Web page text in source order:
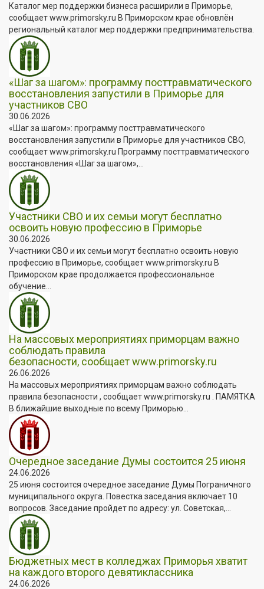
Каталог мер поддержки бизнеса расширили в Приморье,
сообщает www.primorsky.ru В Приморском крае обновлён
региональный каталог мер поддержки предпринимательства.
«Шаг за шагом»: программу посттравматического
восстановления запустили в Приморье для
участников СВО
30.06.2026
«Шаг за шагом»: программу посттравматического
восстановления запустили в Приморье для участников СВО,
сообщает www.primorsky.ru Программу посттравматического
восстановления «Шаг за шагом»,...
Участники СВО и их семьи могут бесплатно
освоить новую профессию в Приморье
30.06.2026
Участники СВО и их семьи могут бесплатно освоить новую
профессию в Приморье, сообщает www.primorsky.ru В
Приморском крае продолжается профессиональное
обучение...
На массовых мероприятиях приморцам важно
соблюдать правила
безопасности, сообщает www.primorsky.ru
26.06.2026
На массовых мероприятиях приморцам важно соблюдать
правила безопасности , сообщает www.primorsky.ru . ПАМЯТКА
В ближайшие выходные по всему Приморью...
Очередное заседание Думы состоится 25 июня
24.06.2026
25 июня состоится очередное заседание Думы Пограничного
муниципального округа. Повестка заседания включает 10
вопросов. Заседание пройдет по адресу: ул. Советская,...
Бюджетных мест в колледжах Приморья хватит
на каждого второго девятиклассника
24.06.2026